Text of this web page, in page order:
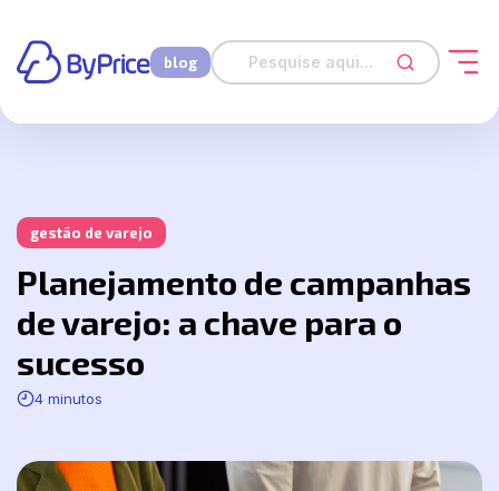
blog
gestão de varejo
Planejamento de campanhas
de varejo: a chave para o
sucesso
4 minutos